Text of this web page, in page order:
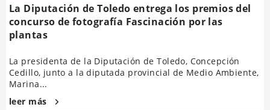
La Diputación de Toledo entrega los premios del
concurso de fotografía Fascinación por las
plantas
La presidenta de la Diputación de Toledo, Concepción
Cedillo, junto a la diputada provincial de Medio Ambiente,
Marina...
leer más